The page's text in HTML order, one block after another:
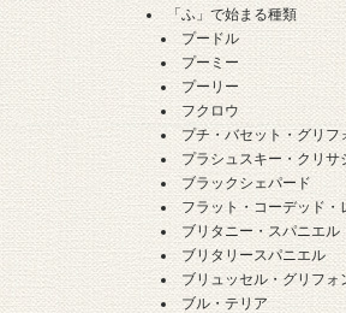
「ふ」で始まる種類
プードル
プーミー
プーリー
フクロウ
プチ・バセット・グリフ
プラシュスキー・クリサ
ブラックシェパード
フラット・コーデッド・
ブリタニー・スパニエル
ブリタリースパニエル
ブリュッセル・グリフォ
ブル・テリア